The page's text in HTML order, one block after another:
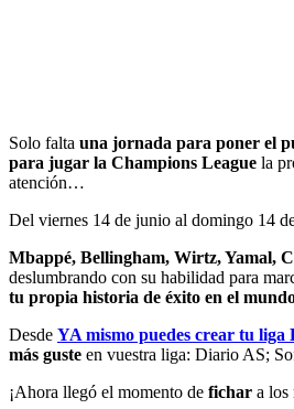
Solo falta una jornada para poner el
para jugar la Champions League la
atención…
Del viernes 14 de junio al domingo 14
Mbappé, Bellingham, Wirtz, Yamal,
deslumbrando con su habilidad para
tu propia historia de éxito en el
Desde YA mismo puedes crear tu liga
más guste en vuestra liga: Diario AS;
¡Ahora llegó el momento de fichar a los